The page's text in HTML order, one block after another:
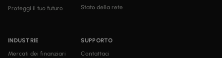
Proteggi il tuo futuro
INDUSTRIE
Mercati dei finanziari
Stato della rete
SUPPORTO
Contattaci